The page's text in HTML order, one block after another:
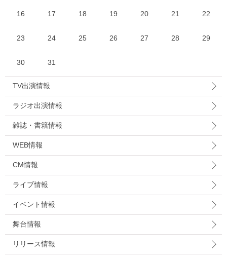
16 17 18 19 20 21 22
23 24 25 26 27 28 29
30 31
TV出演情報
ラジオ出演情報
雑誌・書籍情報
WEB情報
CM情報
ライブ情報
イベント情報
舞台情報
リリース情報